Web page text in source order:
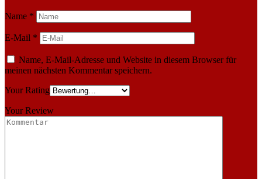
Name *
E-Mail *
Name, E-Mail-Adresse und Website in diesem Browser für
meinen nächsten Kommentar speichern.
Your Rating
Your Review